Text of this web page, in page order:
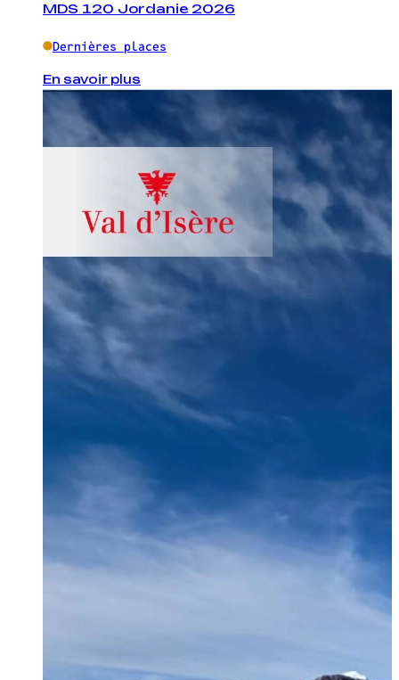
MDS 120 Jordanie 2026
Dernières places
En savoir plus